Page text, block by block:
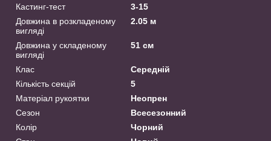
Кастинг-тест
3-15
Довжина в розкладеному
вигляді
2.05 м
Довжина у складеному
вигляді
51 см
Клас
Середній
Кількість секцій
5
Матеріал рукоятки
Неопрен
Сезон
Всесезонний
Колір
Чорний